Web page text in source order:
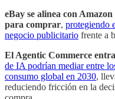
eBay se alinea con
para comprar, protegiendo
negocio publicitario frente a
El Agentic Commerce
de IA podrían mediar entre
consumo global en 2030,
reduciendo fricción en la